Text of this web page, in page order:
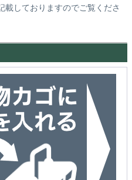
載しておりますのでご覧くださ